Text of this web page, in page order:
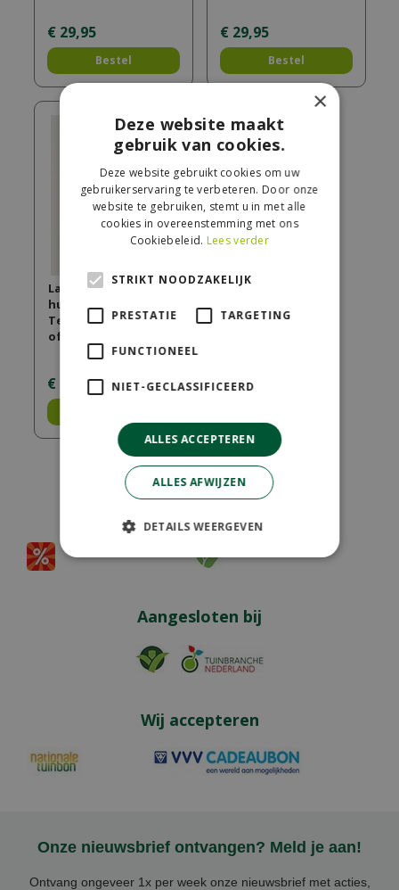
€ 29,95
Bestel
€ 29,95
Bestel
Lampe Berger
huisparfum 500ml
Terre d'Epices / Land
of Spic…
€ 95
Aangesloten bij
Wij accepteren
Onze nieuwsbrief ontvangen? Meld je aan!
Ontvang ongeveer 1x per week onze nieuwsbrief met acties,
×
Deze website maakt
gebruik van cookies.
Deze website gebruikt cookies om uw
gebruikerservaring te verbeteren. Door onze
website te gebruiken, stemt u in met alle
cookies in overeenstemming met ons
Cookiebeleid. Lees verder
STRIKT NOODZAKELIJK
PRESTATIE TARGETING
FUNCTIONEEL
NIET-GECLASSIFICEERD
ALLES ACCEPTEREN
ALLES AFWIJZEN
DETAILS WEERGEVEN